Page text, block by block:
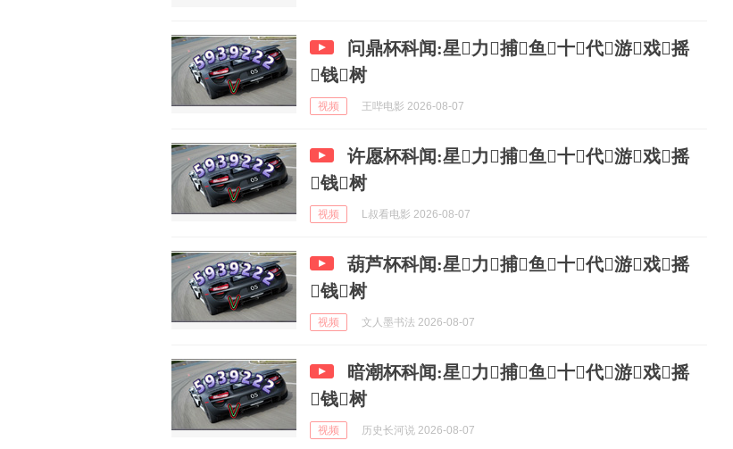
问鼎杯科闻:星力捕鱼十代游戏摇
钱树
视频 王哔电影 2026-08-07
许愿杯科闻:星力捕鱼十代游戏摇
钱树
视频 L叔看电影 2026-08-07
葫芦杯科闻:星力捕鱼十代游戏摇
钱树
视频 文人墨书法 2026-08-07
暗潮杯科闻:星力捕鱼十代游戏摇
钱树
视频 历史长河说 2026-08-07